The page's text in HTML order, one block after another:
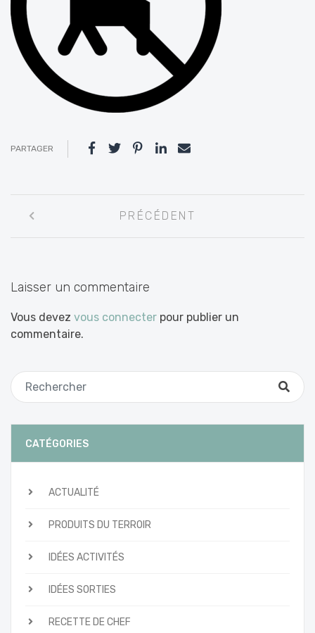
PARTAGER
entre
PRÉCÉDENT
Laisser un commentaire
Vous devez vous connecter pour publier un
commentaire.
CATÉGORIES
ACTUALITÉ
PRODUITS DU TERROIR
IDÉES ACTIVITÉS
IDÉES SORTIES
RECETTE DE CHEF